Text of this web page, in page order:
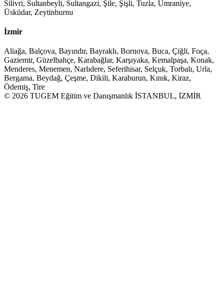
Silivri, Sultanbeyli, Sultangazi, Şile, Şişli, Tuzla, Ümraniye,
Üsküdar, Zeytinburnu
İzmir
Aliağa, Balçova, Bayındır, Bayraklı, Bornova, Buca, Çiğli, Foça,
Gaziemir, Güzelbahçe, Karabağlar, Karşıyaka, Kemalpaşa, Konak,
Menderes, Menemen, Narlıdere, Seferihisar, Selçuk, Torbalı, Urla,
Bergama, Beydağ, Çeşme, Dikili, Karaburun, Kınık, Kiraz,
Ödemiş, Tire
© 2026 TUGEM Eğitim ve Danışmanlık İSTANBUL, İZMİR